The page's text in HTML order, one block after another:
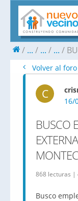
... ... ...
Volver al foro
C
16/
BUSCO
868 lecturas |
Busco